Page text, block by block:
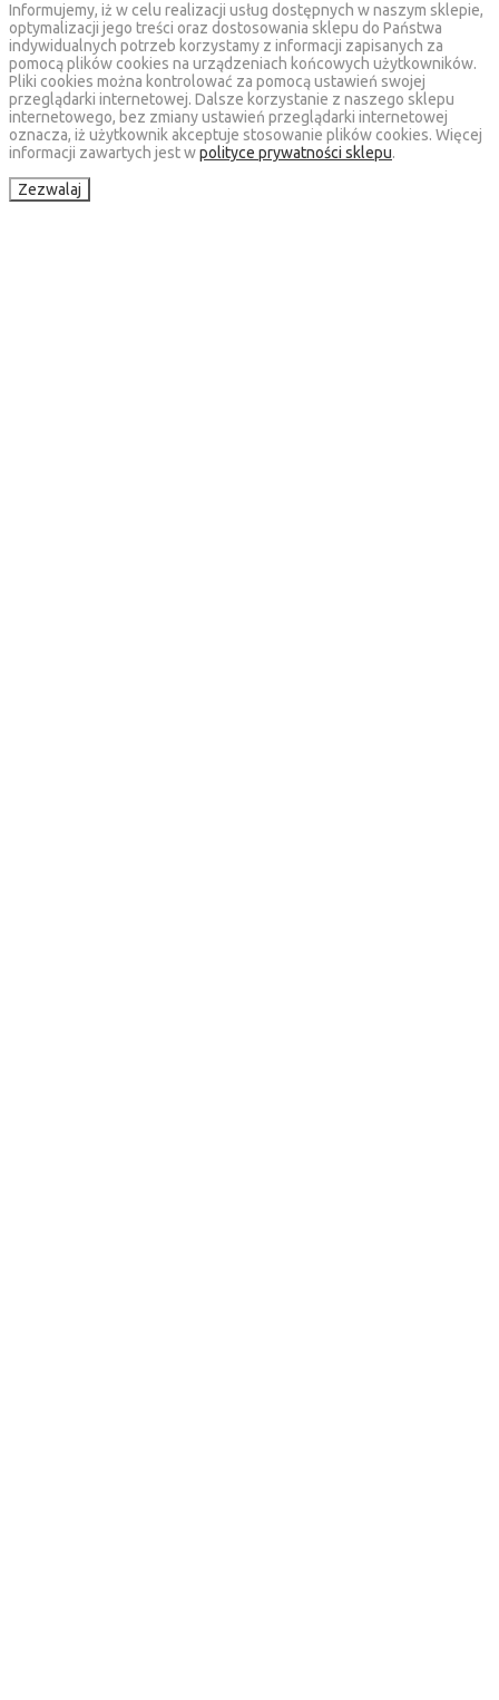
Informujemy, iż w celu realizacji usług dostępnych w naszym sklepie,
optymalizacji jego treści oraz dostosowania sklepu do Państwa
indywidualnych potrzeb korzystamy z informacji zapisanych za
pomocą plików cookies na urządzeniach końcowych użytkowników.
Pliki cookies można kontrolować za pomocą ustawień swojej
przeglądarki internetowej. Dalsze korzystanie z naszego sklepu
internetowego, bez zmiany ustawień przeglądarki internetowej
oznacza, iż użytkownik akceptuje stosowanie plików cookies. Więcej
informacji zawartych jest wpolityce prywatności sklepu.
Zezwalaj